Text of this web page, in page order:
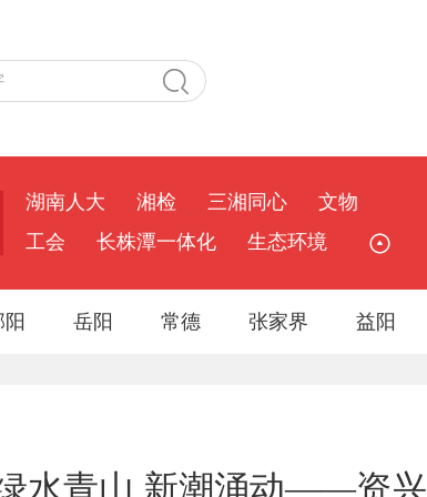
湖南人大 湘检 三湘同心
文物
工会
长株潭一体化 生态环境
阳 岳阳 常德 张家界 益阳
水青山 新潮涌动——资兴